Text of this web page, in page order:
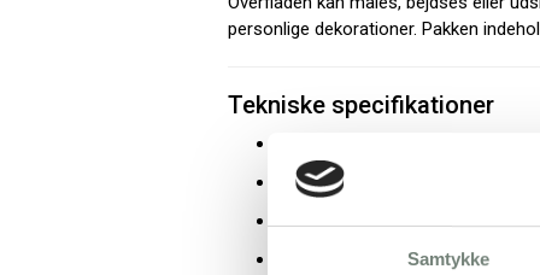
Samtykke
personlige dekorationer. Pakken
Tekniske specifikationer
Materiale: Træ
Motiv: Udskåret gevir